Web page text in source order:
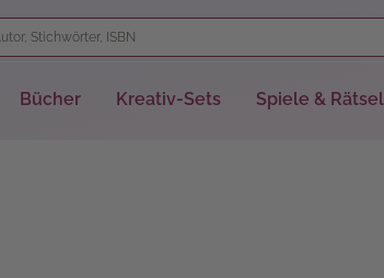
springen
Bücher Kreativ-Sets Spiele & Rätsel